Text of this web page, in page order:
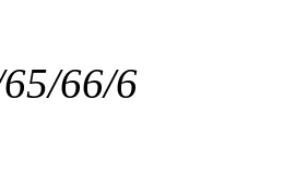
5/66/6